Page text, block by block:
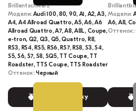
Brillantschwarz
Модели: Audi 100, 80, 90, A1, A2, A3,
A4, A4 Allroad Quattro, A5, A6, A6
Allroad Quattro, A7, A8, A8L, Coupe,
e-tron, Q2, Q3, Q5, Quattro, R8,
RS3, RS4, RS5, RS6, RS7, RS8, S3, S4,
S5, S6, S7, S8, SQ5, TT Coupe, TT
Roadster, TTS Coupe, TTS Roadster
Оттенок: Черный
Выбрать краску
Модели:
A6, A8,
Оттенок: